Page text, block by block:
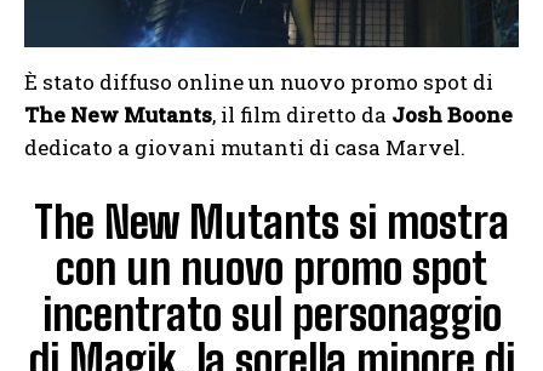
È stato diffuso online un nuovo promo spot di
The New Mutants, il film diretto da Josh Boone
dedicato a giovani mutanti di casa Marvel.
The New Mutants si mostra
con un nuovo promo spot
incentrato sul personaggio